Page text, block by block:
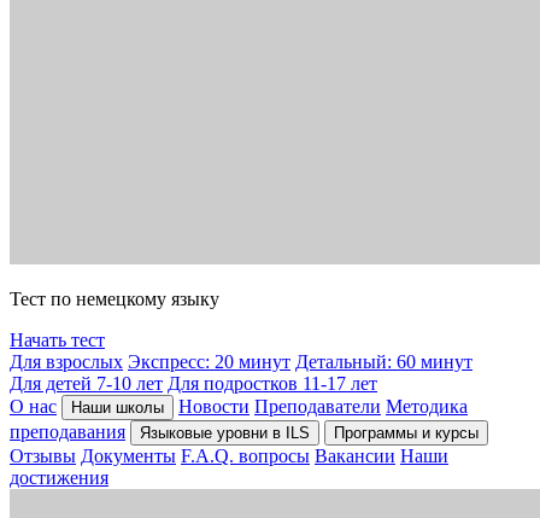
Тест по немецкому языку
Начать тест
Для взрослых Экспресс: 20 минут Детальный: 60 минут
Для детей 7-10 лет Для подростков 11-17 лет
О нас
Наши школы Новости Преподаватели Методика
преподавания
Языковые уровни в ILS Программы и курсы
Отзывы Документы F.A.Q. вопросы Вакансии Наши
достижения